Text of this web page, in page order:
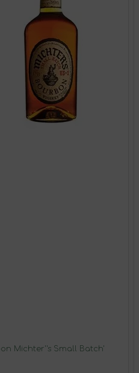
Michter''s Small Batch'